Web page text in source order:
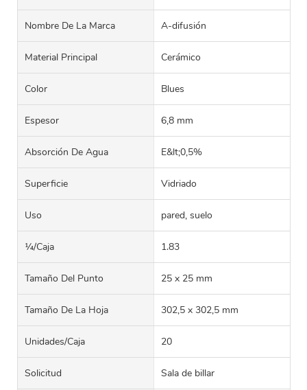
Nombre De La Marca A-difusión
Material Principal Cerámico
Color Blues
Espesor 6,8 mm
Absorción De Agua E&lt;0,5%
Superficie Vidriado
Uso pared, suelo
¼/caja 1.83
Tamaño Del Punto 25 x 25 mm
Tamaño De La Hoja 302,5 x 302,5 mm
Unidades/caja 20
Solicitud Sala de billar